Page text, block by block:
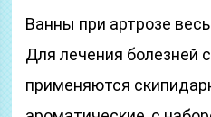
Ванны при артрозе
Для лечения болезней
применяются